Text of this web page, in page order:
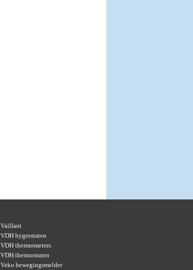
Vaillant
VDH hygrostaten
VDH thermometers
VDH thermostaten
Veko bewegingsmelder